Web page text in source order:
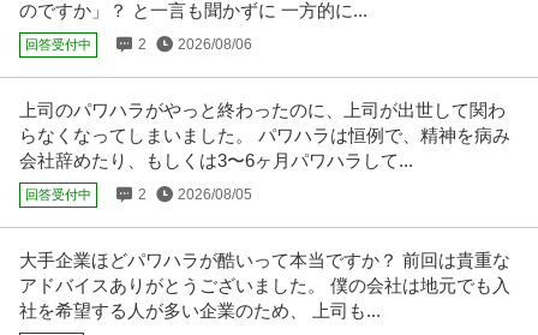
のですか」？ と一言も聞かずに 一方的に...
回答受付中 2 2026/08/06
上司のパワハラがやっと終わったのに、上司が出世して関わ
らなくなってしまいました。 パワハラは恒例で、精神を病み
会社辞めたり、もしくは3〜6ヶ月パワハラして...
回答受付中 2 2026/08/05
大手企業ほどパワハラが酷いって本当ですか？ 前回は貴重な
アドバイスありがとうございました。 僕の会社は地元でも入
社を希望する人が多い企業のため、 上司も...